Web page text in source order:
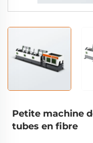
Petite machine
tubes en fibre